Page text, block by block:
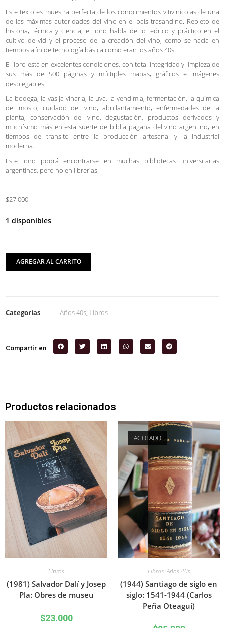
Este texto es muestra perfecta de los conocimientos vitivinícolas de una
de las máximas autoridades del vino en el país trasandino. Repleto de
historia, técnica y ciencia, el libro habla de lo teórico y práctico en el
cultivo de vid y el proceso de la creación del vino, como se hacía en
tiempos aún de tecnología básica como eran los años 40s.
El libro está en excelentes condiciones, con total integridad y limpieza de
sus más de 500 páginas y múltiples mapas, gráficos e imágenes
desplegables.
La bodega, la vasija vinaria, la uva, la vendimia, fermentación, la química
del mosto, cuidado del vino, abrillantamiento, enfermedades de la
planta, conservación del vino, degustación, productos derivados y
muchísimo más en esta suerte de biblia pagana del vino argentino, en
tiempos de transito entre la producción artesanal y la industrial
moderna.
Este libro podrá encontrarse en muchas bibliotecas universitarias
argentinas, pero no en librerías.
$27.000
1 disponibles
AGREGAR AL CARRITO
Categorías Años 40s, Libros
Compartir en
Productos relacionados
Libros
(1981) Salvador Dalí y Josep
Pla: Obres de museu
$23.000
AGOTADO
Libros,Años 40s
(1944) Santiago de siglo en
siglo: 1541-1944 (Carlos
Peña Oteagui)